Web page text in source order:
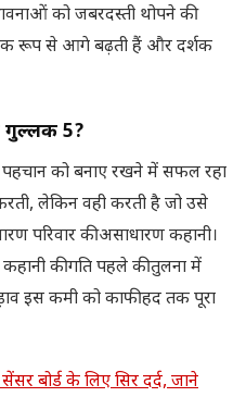
को जबरदस्ती थोपने की
रूप से आगे बढ़ती हैं और दर्शक
गुल्लक 5?
को बनाए रखने में सफल रहा
लेकिन वही करती है जो उसे
परिवार की असाधारण कहानी।
की गति पहले की तुलना में
इस कमी को काफी हद तक पूरा
बोर्ड के लिए सिर दर्द, जाने